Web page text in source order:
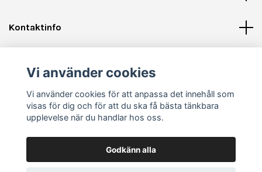
Kontaktinfo
Sociala medier
Vi använder cookies
Vi använder cookies för att anpassa det innehåll som
visas för dig och för att du ska få bästa tänkbara
upplevelse när du handlar hos oss.
Godkänn alla